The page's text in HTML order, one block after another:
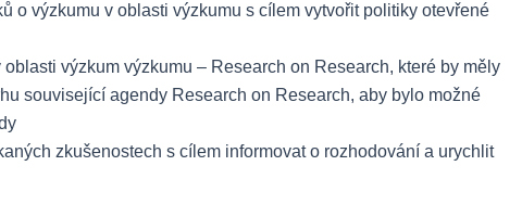
o výzkumu v oblasti výzkumu s cílem vytvořit politiky otevřené
výzkum výzkumu – Research on Research, které by měly
související agendy Research on Research, aby bylo možné
zkušenostech s cílem informovat o rozhodování a urychlit